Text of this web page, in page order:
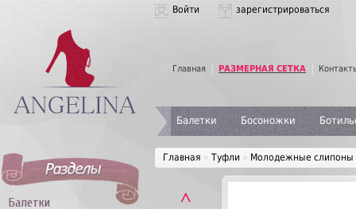
Войти зарегистрироваться
Главная РАЗМЕРНАЯ СЕТКА
Балетки Босоножки
Балетки
Главная » Туфли » Молодежные слипоны
˄